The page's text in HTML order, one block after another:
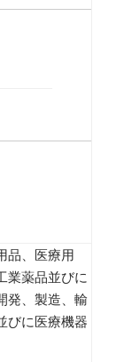
品、医療用
業薬品並びに
発、製造、輸
びに医療機器